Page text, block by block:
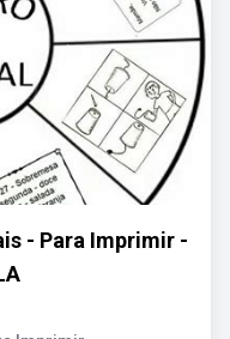
- Para Imprimir -